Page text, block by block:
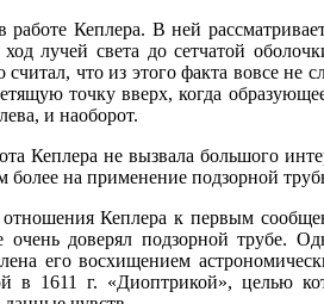
работе Кеплера. В ней
лучей света до сетчатой
считал, что из этого факта вовсе
точку вверх, когда
и наоборот.
Кеплера не вызвала большого
более на применение подзорной
отношения Кеплера к первым
доверял подзорной трубе.
его восхищением
в 1611 г. «Диоптрикой», целью